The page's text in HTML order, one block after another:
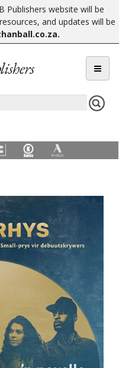
website will be
and updates will be
.